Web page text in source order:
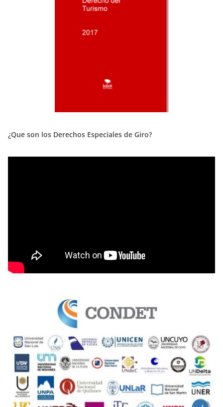
¿Que son los Derechos Especiales de Giro?